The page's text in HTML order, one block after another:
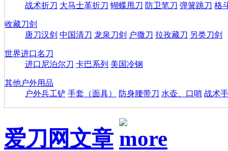
战术折刀 大马士革折刀 蝴蝶甩刀 防卫笔刀 弹簧跳刀 格
收藏刀剑
唐刀汉剑 中国清刀 龙泉刀剑 户撒刀 拉孜藏刀 另类刀剑
世界进口名刀
进口尼泊尔刀 卡巴系列 美国冷钢
其他户外用品
户外兵工铲 手套（面具） 防身腰带刀 水壶、口哨 战术
爱刀网文章